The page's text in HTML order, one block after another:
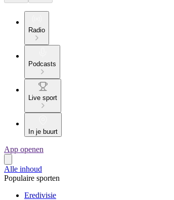
Radio
Podcasts
Live sport
In je buurt
App openen
Alle inhoud
Populaire sporten
Eredivisie